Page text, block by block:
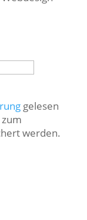
gelesen
werden.